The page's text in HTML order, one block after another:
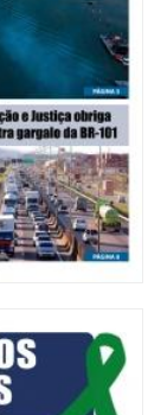
Qualidade em